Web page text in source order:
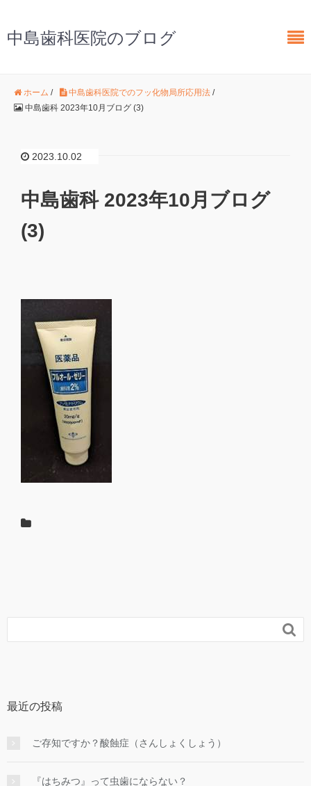
中島歯科医院のブログ
ホーム / 中島歯科医院でのフッ化物局所応用法 /
中島歯科 2023年10月ブログ (3)
2023.10.02
中島歯科 2023年10月ブログ
(3)

最近の投稿
ご存知ですか？酸蝕症（さんしょくしょう）
『はちみつ』って虫歯にならない？